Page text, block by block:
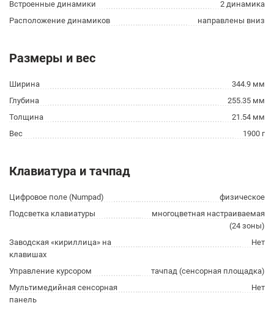
Встроенные динамики
2 динамика
Расположение динамиков
направлены вниз
Размеры и вес
Ширина
344.9 мм
Глубина
255.35 мм
Толщина
21.54 мм
Вес
1900 г
Клавиатура и тачпад
Цифровое поле (Numpad)
физическое
Подсветка клавиатуры
многоцветная настраиваемая
(24 зоны)
Заводская «кириллица» на
клавишах
Нет
Управление курсором
тачпад (сенсорная площадка)
Мультимедийная сенсорная
панель
Нет